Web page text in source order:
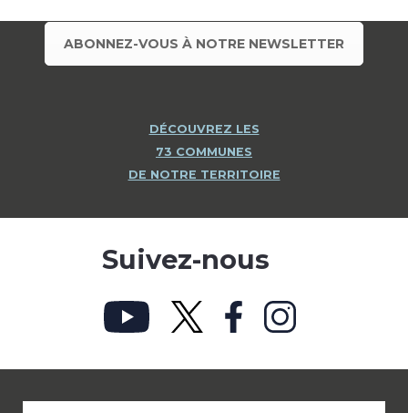
ABONNEZ-VOUS À NOTRE NEWSLETTER
DÉCOUVREZ LES
73 COMMUNES
DE NOTRE TERRITOIRE
Suivez-nous